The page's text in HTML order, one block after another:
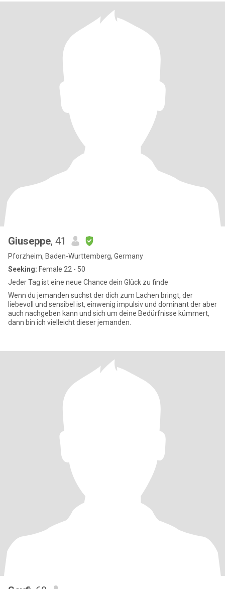
Giuseppe, 41
Pforzheim, Baden-Wurttemberg, Germany
Seeking: Female 22 - 50
Jeder Tag ist eine neue Chance dein Glück zu finde
Wenn du jemanden suchst der dich zum Lachen bringt, der
liebevoll und sensibel ist, einwenig impulsiv und dominant der aber
auch nachgeben kann und sich um deine Bedürfnisse kümmert,
dann bin ich vielleicht dieser jemanden.